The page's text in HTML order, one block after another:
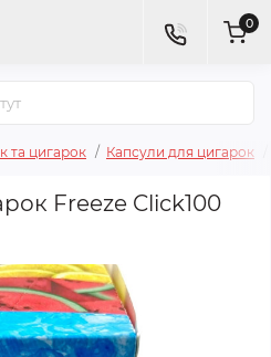
0
та цигарок Капсули для цигарок
Freeze Click100